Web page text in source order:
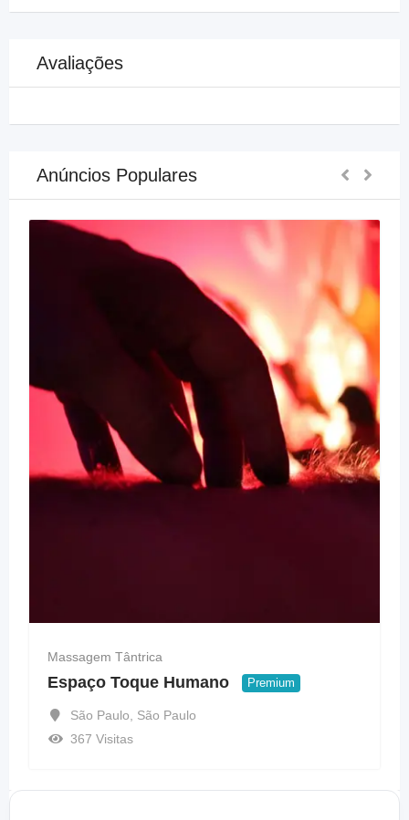
Avaliações
Anúncios Populares
Massagem Tântrica
Espaço Toque Humano Premium
São Paulo
São Paulo
367 Visitas